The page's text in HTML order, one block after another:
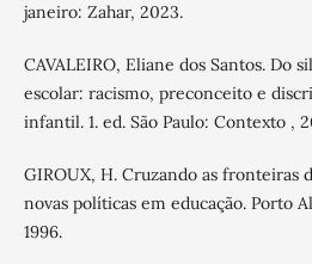
janeiro: Zahar, 2023.
CAVALEIRO, Eliane dos Santos. Do
escolar: racismo, preconceito e
infantil. 1. ed. São Paulo: Contexto ,
GIROUX, H. Cruzando as fronteiras
novas políticas em educação. Porto
1996.